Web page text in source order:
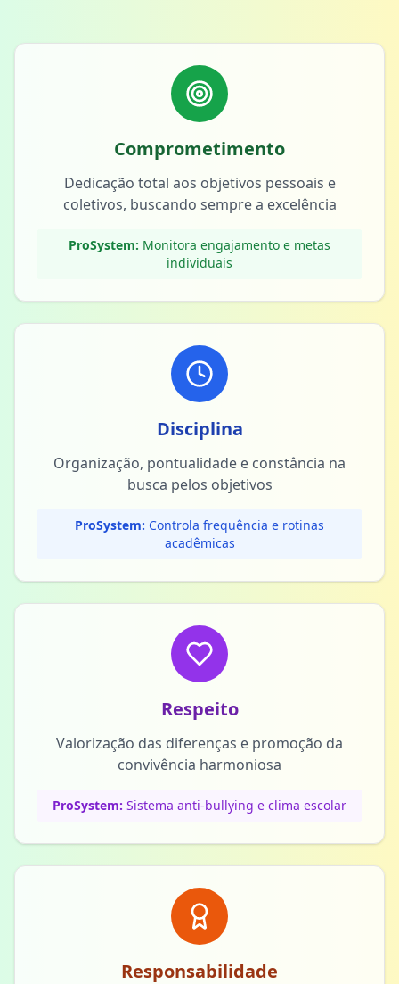
Comprometimento
Dedicação total aos objetivos pessoais e
coletivos, buscando sempre a excelência
ProSystem: Monitora engajamento e metas
individuais
Disciplina
Organização, pontualidade e constância na
busca pelos objetivos
ProSystem: Controla frequência e rotinas
acadêmicas
Respeito
Valorização das diferenças e promoção da
convivência harmoniosa
ProSystem: Sistema anti-bullying e clima escolar
Responsabilidade